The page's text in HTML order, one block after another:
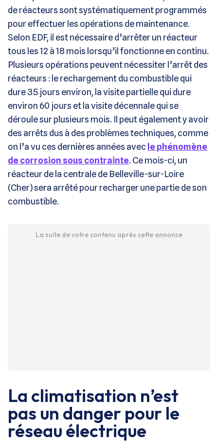
de réacteurs sont systématiquement programmés
pour effectuer les opérations de maintenance.
Selon EDF, il est nécessaire d’arrêter un réacteur
tous les 12 à 18 mois lorsqu’il fonctionne en continu.
Plusieurs opérations peuvent nécessiter l’arrêt des
réacteurs : le rechargement du combustible qui
dure 35 jours environ, la visite partielle qui dure
environ 60 jours et la visite décennale qui se
déroule sur plusieurs mois. Il peut également y avoir
des arrêts dus à des problèmes techniques, comme
on l’a vu ces dernières années avec le phénomène
de corrosion sous contrainte. Ce mois-ci, un
réacteur de la centrale de Belleville-sur-Loire
(Cher) sera arrêté pour recharger une partie de son
combustible.
La suite de votre contenu après cette annonce
La climatisation n’est
pas un danger pour le
réseau électrique